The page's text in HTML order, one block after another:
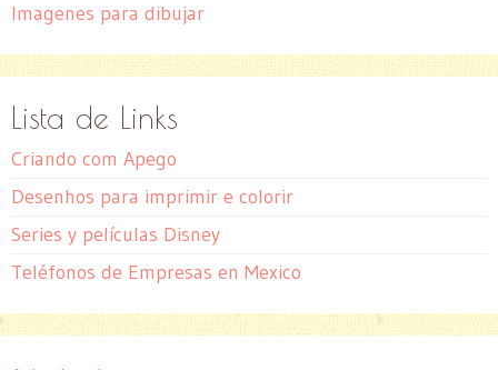
Imagenes para dibujar
Lista de Links
Criando com Apego
Desenhos para imprimir e colorir
Series y películas Disney
Teléfonos de Empresas en Mexico